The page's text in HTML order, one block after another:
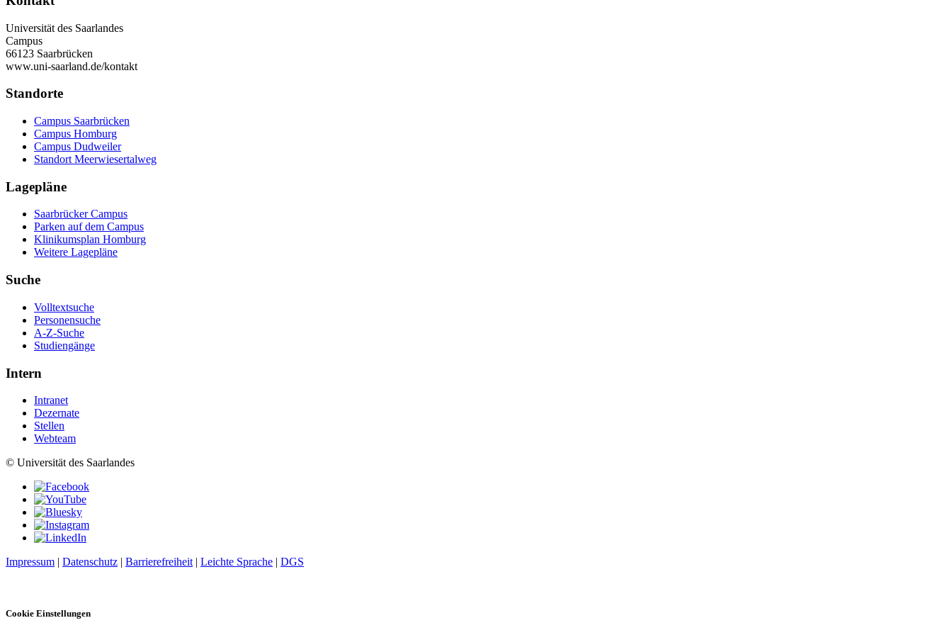
Universität des Saarlandes
Campus
66123 Saarbrücken
www.uni-saarland.de/kontakt
Standorte
Campus Saarbrücken
Campus Homburg
Campus Dudweiler
Standort Meerwiesertalweg
Lagepläne
Saarbrücker Campus
Parken auf dem Campus
Klinikumsplan Homburg
Weitere Lagepläne
Suche
Volltextsuche
Personensuche
A-Z-Suche
Studiengänge
Intern
Intranet
Dezernate
Stellen
Webteam
© Universität des Saarlandes
Impressum | Datenschutz | Barrierefreiheit | Leichte Sprache | DGS
Cookie Einstellungen